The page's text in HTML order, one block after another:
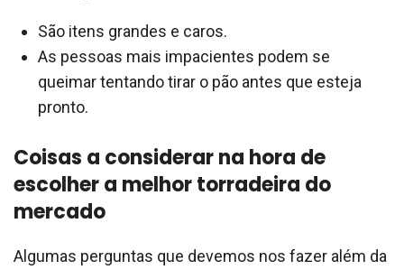
São itens grandes e caros.
As pessoas mais impacientes podem se
queimar tentando tirar o pão antes que esteja
pronto.
Coisas a considerar na hora de
escolher a melhor torradeira do
mercado
Algumas perguntas que devemos nos fazer além da